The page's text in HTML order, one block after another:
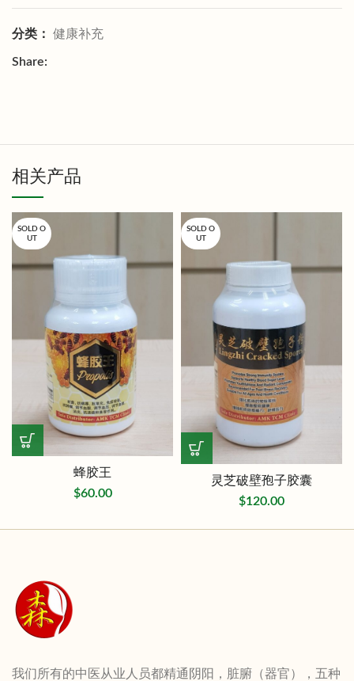
分类： 健康补充
Share:
相关产品
SOLD O
UT
蜂胶王
$60.00
SOLD O
UT
灵芝破壁孢子胶囊
$120.00
我们所有的中医从业人员都精通阴阳，脏腑（器官），五种